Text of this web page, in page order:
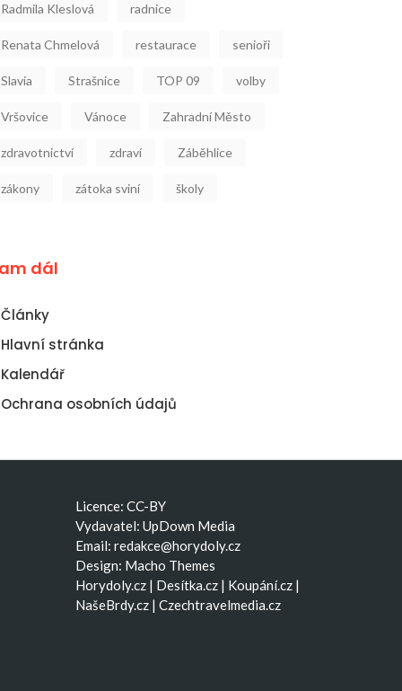
Radmila Kleslová radnice
Renata Chmelová restaurace senioři
Slavia Strašnice TOP 09 volby
Vršovice Vánoce Zahradní Město
zdravotnictví zdraví Záběhlice
zákony zátoka sviní školy
dál
Články
Hlavní stránka
Kalendář
Ochrana osobních údajů
Licence: CC-BY
Vydavatel: UpDown Media
Email: redakce@horydoly.cz
Design: Macho Themes
Horydoly.cz| Desítka.cz| Koupání.cz|
NašeBrdy.cz| Czechtravelmedia.cz